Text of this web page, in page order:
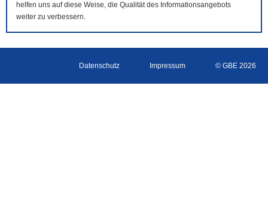
helfen uns auf diese Weise, die Qualität des Informationsangebots
weiter zu verbessern.
Datenschutz Impressum © GBE 2026